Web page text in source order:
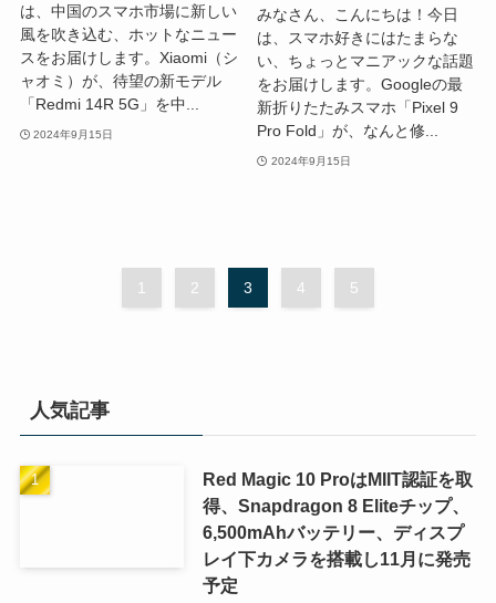
は、中国のスマホ市場に新しい
風を吹き込む、ホットなニュー
スをお届けします。Xiaomi（シ
ャオミ）が、待望の新モデル
「Redmi 14R 5G」を中...
2024年9月15日
みなさん、こんにちは！今日
は、スマホ好きにはたまらな
い、ちょっとマニアックな話題
をお届けします。Googleの最
新折りたたみスマホ「Pixel 9
Pro Fold」が、なんと修...
2024年9月15日
1 2 3 4 5
人気記事
Red Magic 10 ProはMIIT認証を取
得、Snapdragon 8 Eliteチップ、
6,500mAhバッテリー、ディスプ
レイ下カメラを搭載し11月に発売
予定